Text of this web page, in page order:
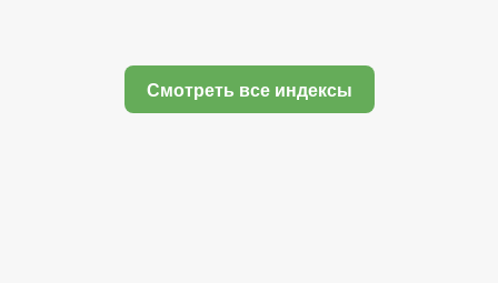
Смотреть все индексы